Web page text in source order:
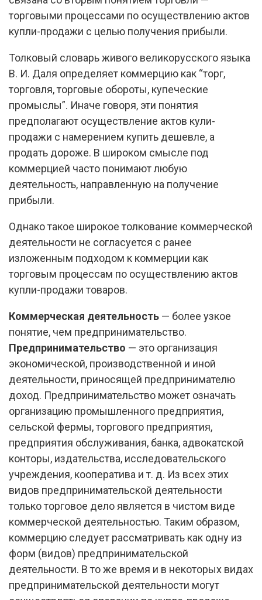
торговыми процессами по осуществлению актов
купли-продажи с целью получения прибыли.
Толковый словарь живого великорусского языка
В. И. Даля определяет коммерцию как “торг,
торговля, торговые обороты, купеческие
промыслы”. Иначе говоря, эти понятия
предполагают осуществление актов кули-
продажи с намерением купить дешевле, а
продать дороже. В широком смысле под
коммерцией часто понимают любую
деятельность, направленную на получение
прибыли.
Однако такое широкое толкование коммерческой
деятельности не согласуется с ранее
изложенным подходом к коммерции как
торговым процессам по осуществлению актов
купли-продажи товаров.
Коммерческая деятельность — более узкое
понятие, чем предпринимательство.
Предпринимательство — это организация
экономической, производственной и иной
деятельности, приносящей предпринимателю
доход. Предпринимательство может означать
организацию промышленного предприятия,
сельской фермы, торгового предприятия,
предприятия обслуживания, банка, адвокатской
конторы, издательства, исследовательского
учреждения, кооператива и т. д. Из всех этих
видов предпринимательской деятельности
только торговое дело является в чистом виде
коммерческой деятельностью. Таким образом,
коммерцию следует рассматривать как одну из
форм (видов) предпринимательской
деятельности. В то же время и в некоторых видах
предпринимательской деятельности могут